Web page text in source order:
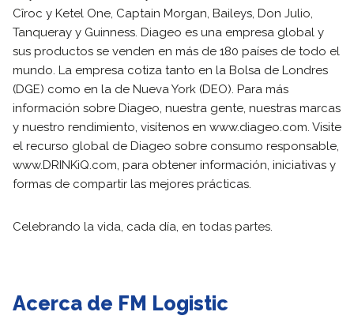
Cîroc y Ketel One, Captain Morgan, Baileys, Don Julio,
Tanqueray y Guinness. Diageo es una empresa global y
sus productos se venden en más de 180 países de todo el
mundo. La empresa cotiza tanto en la Bolsa de Londres
(DGE) como en la de Nueva York (DEO). Para más
información sobre Diageo, nuestra gente, nuestras marcas
y nuestro rendimiento, visítenos en www.diageo.com. Visite
el recurso global de Diageo sobre consumo responsable,
www.DRINKiQ.com, para obtener información, iniciativas y
formas de compartir las mejores prácticas.
Celebrando la vida, cada día, en todas partes.
Acerca de FM Logistic